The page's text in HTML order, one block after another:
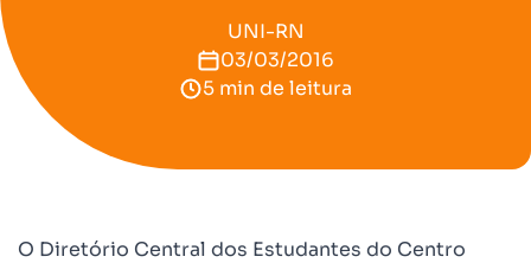
UNI-RN
03/03/2016
5 min de leitura
O Diretório Central dos Estudantes do Centro